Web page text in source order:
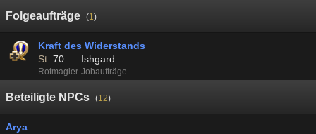
Folgeaufträge (1)
Kraft des Widerstands
St. 70 Ishgard
Rotmagier-Jobaufträge
Beteiligte NPCs (12)
Arya